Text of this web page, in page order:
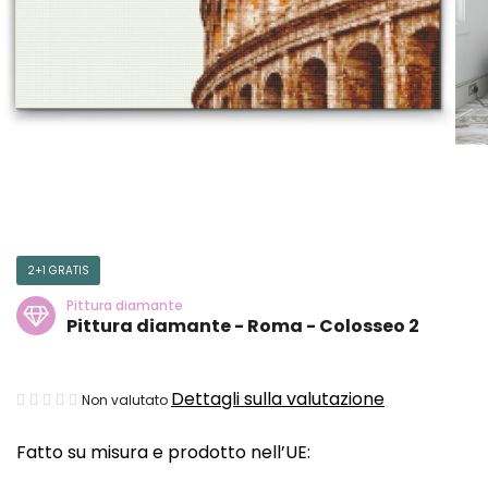
Fatto su misura e prodotto nell’UE:
2+1 GRATIS
Pittura diamante
Pittura diamante - Roma - Colosseo 2
La
media
Non valutato Dettagli sulla valutazione